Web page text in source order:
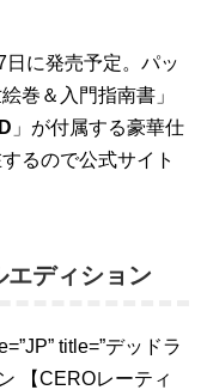
に発売予定。パッ
巻＆入門指南書」
」が付属する豪華仕
るので公式サイト
エディション
title=”デッドラ
【CEROレーティ